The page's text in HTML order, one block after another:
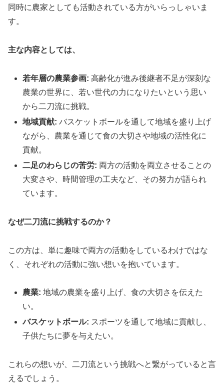
同時に農家としても活動されている方がいらっしゃいま
す。
主な内容としては、
若年層の農業参画: 高齢化が進み後継者不足が深刻な
農業の世界に、若い世代の力になりたいという思い
から二刀流に挑戦。
地域貢献: バスケットボールを通して地域を盛り上げ
ながら、農業を通じて食の大切さや地域の活性化に
貢献。
二足のわらじの苦労: 両方の活動を両立させることの
大変さや、時間管理の工夫など、その努力が語られ
ています。
なぜ二刀流に挑戦するのか？
この方は、単に趣味で両方の活動をしているわけではな
く、それぞれの活動に強い想いを抱いています。
農業: 地域の農業を盛り上げ、食の大切さを伝えた
い。
バスケットボール: スポーツを通して地域に貢献し、
子供たちに夢を与えたい。
これらの想いが、二刀流という挑戦へと繋がっていると言
えるでしょう。